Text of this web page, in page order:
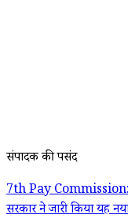
संपादक की पसंद
7th Pay Commission:
सरकार ने जारी किया यह